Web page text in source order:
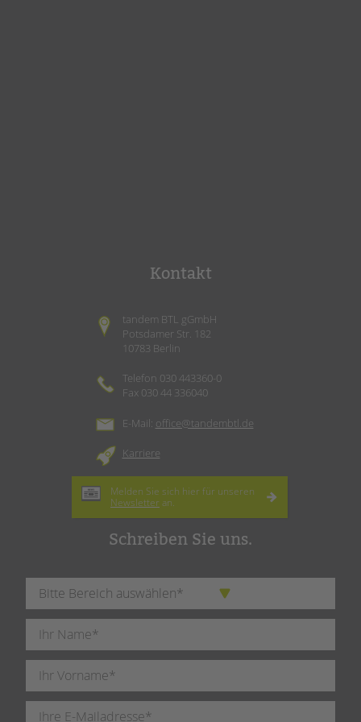
Kontakt
tandem BTL gGmbH
Potsdamer Str. 182
10783 Berlin
Telefon 030 443360-0
Fax 030 44 336040
E-Mail: office@tandembtl.de
Karriere
Melden Sie sich hier für unseren
Newsletter an.
Schreiben Sie uns.